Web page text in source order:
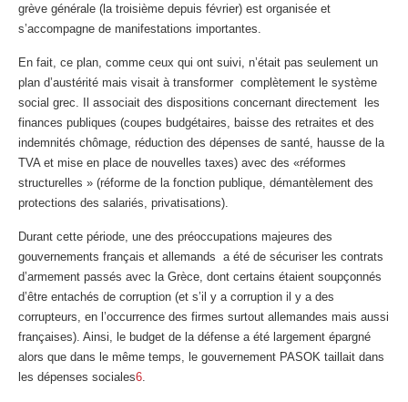
grève générale (la troisième depuis février) est organisée et
s’accompagne de manifestations importantes.
En fait, ce plan, comme ceux qui ont suivi, n’était pas seulement un
plan d’austérité mais visait à transformer complètement le système
social grec. Il associait des dispositions concernant directement les
finances publiques (coupes budgétaires, baisse des retraites et des
indemnités chômage, réduction des dépenses de santé, hausse de la
TVA et mise en place de nouvelles taxes) avec des «réformes
structurelles » (réforme de la fonction publique, démantèlement des
protections des salariés, privatisations).
Durant cette période, une des préoccupations majeures des
gouvernements français et allemands a été de sécuriser les contrats
d’armement passés avec la Grèce, dont certains étaient soupçonnés
d’être entachés de corruption (et s’il y a corruption il y a des
corrupteurs, en l’occurrence des firmes surtout allemandes mais aussi
françaises). Ainsi, le budget de la défense a été largement épargné
alors que dans le même temps, le gouvernement PASOK taillait dans
les dépenses sociales6